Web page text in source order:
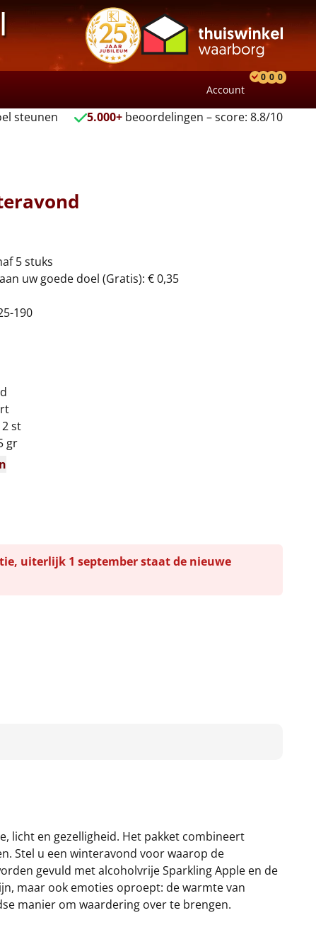
Account
0 0 0
steunen 5.000+ beoordelingen – score: 8.8/10
5 stuks
uw goede doel (Gratis): € 0,35
190
st
gr
uiterlijk 1 september staat de nieuwe
licht en gezelligheid. Het pakket combineert
Stel u een winteravond voor waarop de
gevuld met alcoholvrije Sparkling Apple en de
maar ook emoties oproept: de warmte van
manier om waardering over te brengen.